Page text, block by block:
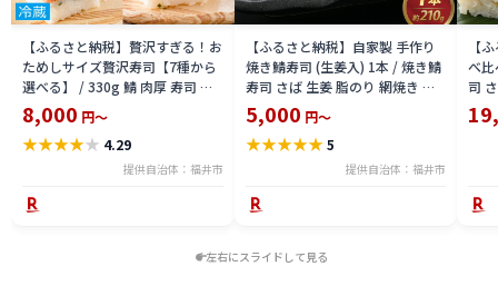
【ふるさと納税】贅沢すぎる！お
ためしサイズ贅沢寿司【7種から
選べる】 / 330g 鯖 肉厚 寿司 生
鯖寿司 押し寿司 ご褒美 おためし
用 一人前 サバ 海鮮 棒寿司 バッ
テラ 魚貝 懐石料理 冷蔵配送 四季
食彩 萩 送料無料 [A-013025]
8,000 円～
★★★★★ 4.29
提供自治体：福井市
【ふるさと納税】自家製 手作り
焼き鯖寿司 (生姜入) 1本 / 焼き鯖
寿司 さば 生姜 脂のり 網焼き 香
ばしい 焼き 福井 ソウルフード
210g ギフト プレゼント 冷凍配
送 手軽 [A-065030]
5,000 円～
★★★★★ 5
提供自治体：福井市
【
べ
司
香
厚
左右にスライドして見る